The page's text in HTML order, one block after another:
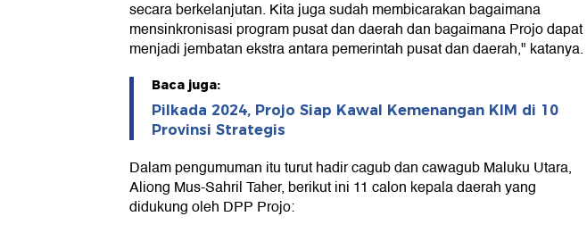
secara berkelanjutan. Kita juga sudah membicarakan bagaimana
mensinkronisasi program pusat dan daerah dan bagaimana Projo dapat
menjadi jembatan ekstra antara pemerintah pusat dan daerah," katanya.
Baca juga:
Pilkada 2024, Projo Siap Kawal Kemenangan KIM di 10
Provinsi Strategis
Dalam pengumuman itu turut hadir cagub dan cawagub Maluku Utara,
Aliong Mus-Sahril Taher, berikut ini 11 calon kepala daerah yang
didukung oleh DPP Projo: